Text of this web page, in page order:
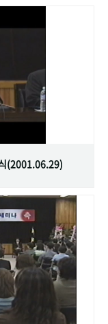
(2001.06.29)